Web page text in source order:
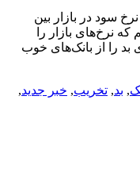
سود در بازار بین
۳ بانک بد داریم که نرخ‌های بازار را
بد را از بانک‌های خوب
, بد, تخریب, خبر جدید,